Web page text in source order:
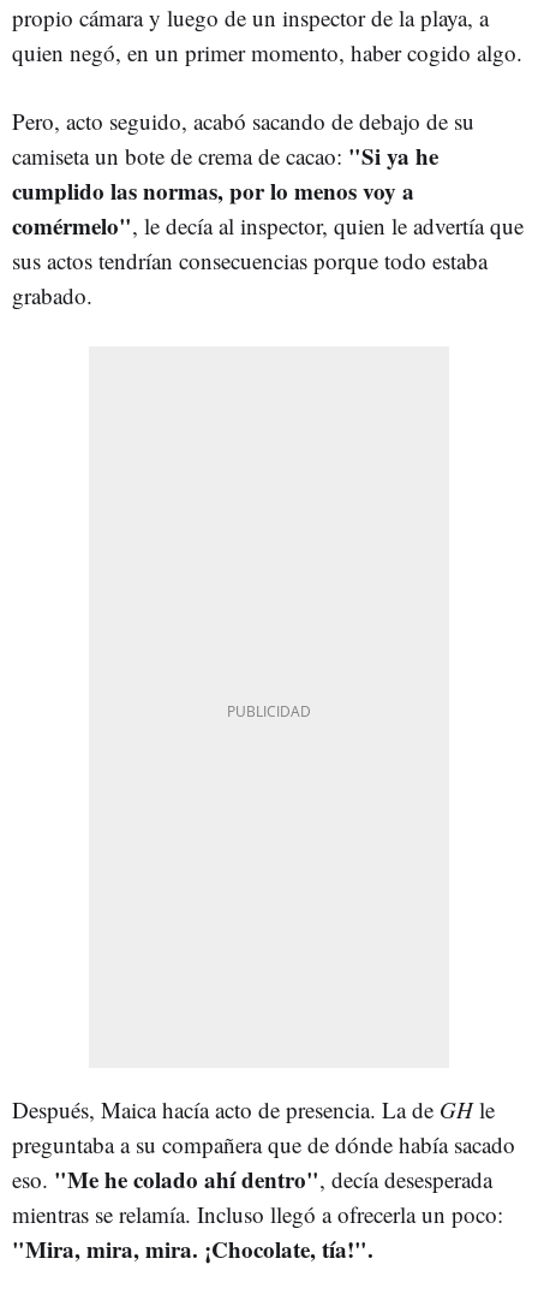
propio cámara y luego de un inspector de la playa, a
quien negó, en un primer momento, haber cogido algo.
Pero, acto seguido, acabó sacando de debajo de su
camiseta un bote de crema de cacao: "Si ya he
cumplido las normas, por lo menos voy a
comérmelo", le decía al inspector, quien le advertía que
sus actos tendrían consecuencias porque todo estaba
grabado.
Después, Maica hacía acto de presencia. La de GHle
preguntaba a su compañera que de dónde había sacado
eso. "Me he colado ahí dentro", decía desesperada
mientras se relamía. Incluso llegó a ofrecerla un poco:
"Mira, mira, mira. ¡Chocolate, tía!".